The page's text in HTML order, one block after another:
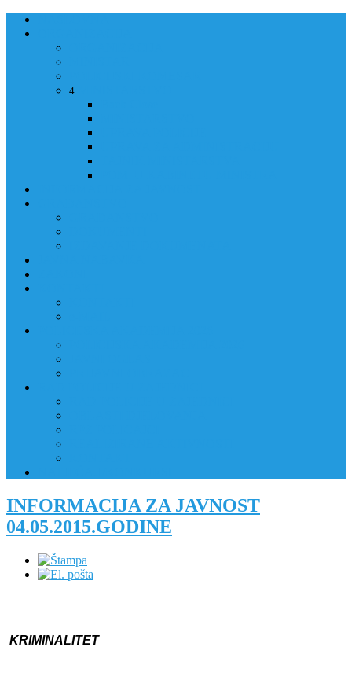
4
INFORMACIJA ZA JAVNOST
04.05.2015.GODINE
KRIMINALITET